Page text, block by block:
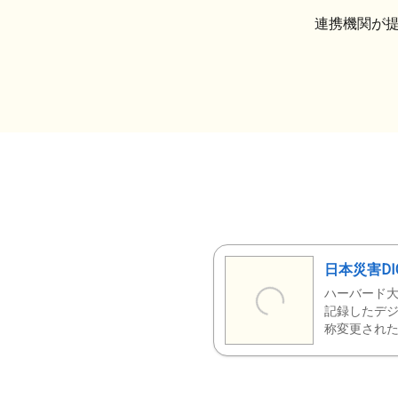
連携機関が
日本災害
ハーバード
記録したデ
称変更された